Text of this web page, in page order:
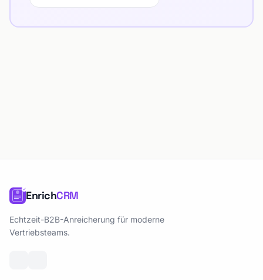
EnrichCRM
Echtzeit-B2B-Anreicherung für moderne
Vertriebsteams.